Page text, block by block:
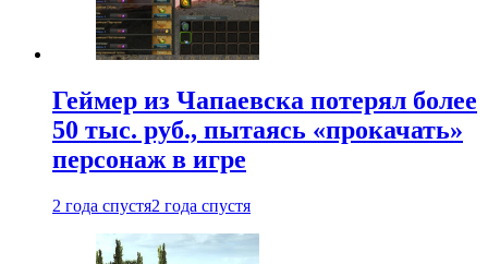
Геймер из Чапаевска потерял более
50 тыс. руб., пытаясь «прокачать»
персонаж в игре
2 года спустя2 года спустя